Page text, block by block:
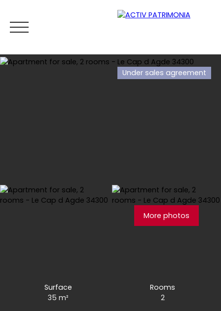
Under sales agreement
More photos
Surface
35m²
Rooms
2